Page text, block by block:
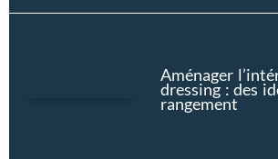
Aménager
dressing : des
rangement